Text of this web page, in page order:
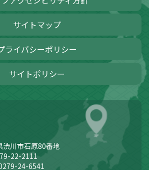
サイトマップ
ライバシーポリシー
サイトポリシー
渋川市石原80番地
22-2111
24-6541